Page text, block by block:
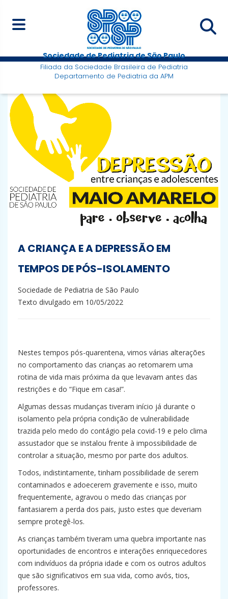
Sociedade de Pediatria de São Paulo
Filiada da Sociedade Brasileira de Pediatria
Departamento de Pediatria da APM
A CRIANÇA E A DEPRESSÃO EM
TEMPOS DE PÓS-ISOLAMENTO
Sociedade de Pediatria de São Paulo
Texto divulgado em 10/05/2022
Nestes tempos pós-quarentena, vimos várias alterações
no comportamento das crianças ao retomarem uma
rotina de vida mais próxima da que levavam antes das
restrições e do “Fique em casa!”.
Algumas dessas mudanças tiveram início já durante o
isolamento pela própria condição de vulnerabilidade
trazida pelo medo do contágio pela covid-19 e pelo clima
assustador que se instalou frente à impossibilidade de
controlar a situação, mesmo por parte dos adultos.
Todos, indistintamente, tinham possibilidade de serem
contaminados e adoecerem gravemente e isso, muito
frequentemente, agravou o medo das crianças por
fantasiarem a perda dos pais, justo estes que deveriam
sempre protegê-los.
As crianças também tiveram uma quebra importante nas
oportunidades de encontros e interações enriquecedores
com indivíduos da própria idade e com os outros adultos
que são significativos em sua vida, como avós, tios,
professores.